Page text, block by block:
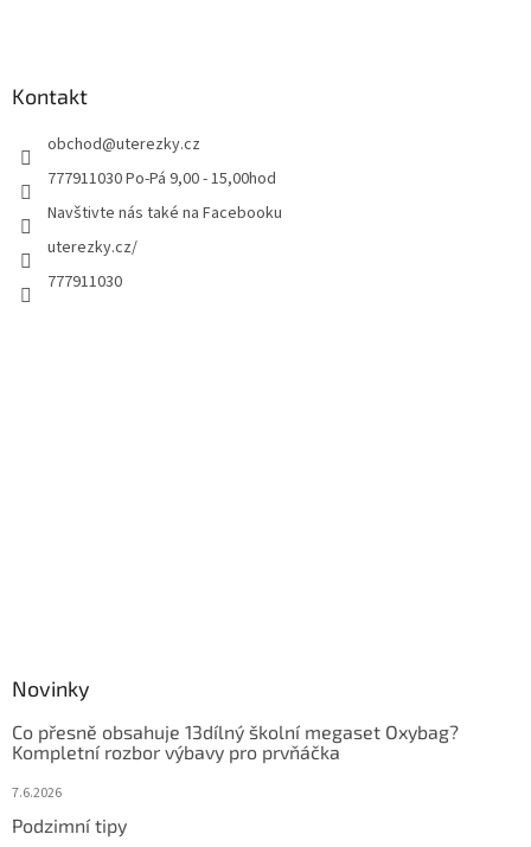
Kontakt
obchod@uterezky.cz
777911030 Po-Pá 9,00 - 15,00hod
Navštivte nás také na Facebooku
uterezky.cz/
777911030
Novinky
Co přesně obsahuje 13dílný školní megaset Oxybag?
Kompletní rozbor výbavy pro prvňáčka
7.6.2026
Podzimní tipy